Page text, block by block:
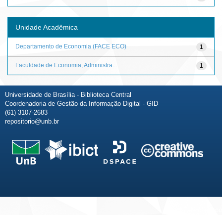
Unidade Acadêmica
1
Departamento de Economia (FACE ECO)
1
Faculdade de Economia, Administra...
Universidade de Brasília - Biblioteca Central
Coordenadoria de Gestão da Informação Digital - GID
(61) 3107-2683
repositorio@unb.br